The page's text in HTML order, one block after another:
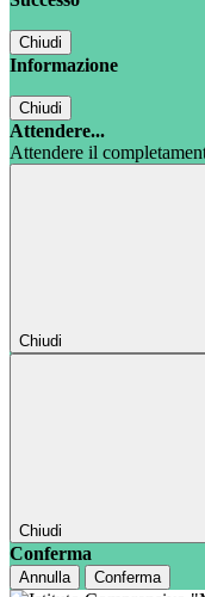
Chiudi
Informazione
Chiudi
Attendere...
Attendere il
Chiudi
Chiudi
Conferma
Annulla
Conferma